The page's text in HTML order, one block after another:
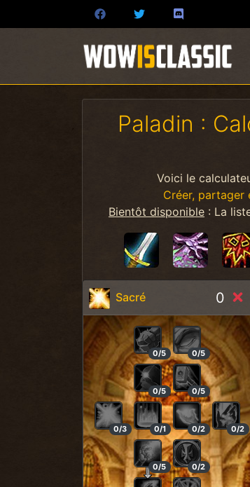
Paladin :
Voici le
Créer, partager
Bientôt disponible : La
Sacré 0
0/5 0/5
0/5 0/5
0/3 0/1 0/2 0/2
0/5 0/2